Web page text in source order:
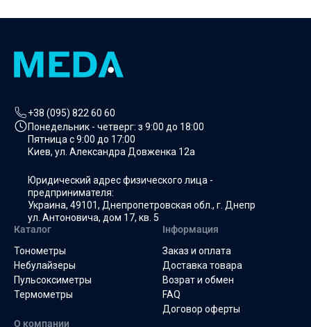
+38 (095) 822 60 60
Понедельник - четверг: з 9:00 до 18:00
Пятница с9:00 до 17:00
Киев, ул. Александра Довженка 12а
Юридический адрес физического лица -
предпринимателя:
Украина, 49101, Днепропетровская обл., г. Днепр
ул. Антоновича, дом 17, кв. 5
Каталог
Тонометры
Небулайзеры
Пульсоксиметры
Термометры
Інформация
Заказ и оплата
Доставка товара
Возрат и обмен
FAQ
Договор оферты
О компании